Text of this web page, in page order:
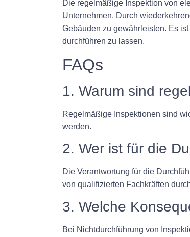
Die regelmäßige Inspektion von
Unternehmen. Durch
Gebäuden zu gewährleisten. Es
durchführen zu lassen.
FAQs
1. Warum sind
Regelmäßige Inspektionen sind
werden.
2. Wer ist für die
Die Verantwortung für die
von qualifizierten Fachkräften
3. Welche
Bei Nichtdurchführung von